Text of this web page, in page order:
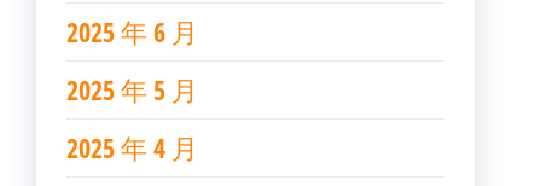
2025 年 6 月
2025 年 5 月
2025 年 4 月